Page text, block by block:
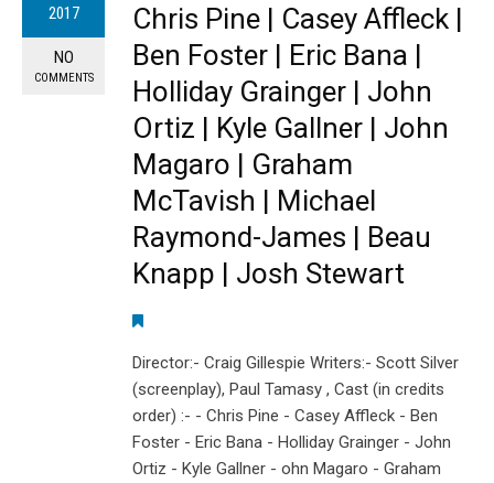
2017
NO
COMMENTS
Chris Pine | Casey Affleck |
Ben Foster | Eric Bana |
Holliday Grainger | John
Ortiz | Kyle Gallner | John
Magaro | Graham
McTavish | Michael
Raymond-James | Beau
Knapp | Josh Stewart
Director:- Craig Gillespie Writers:- Scott Silver
(screenplay), Paul Tamasy , Cast (in credits
order) :- - Chris Pine - Casey Affleck - Ben
Foster - Eric Bana - Holliday Grainger - John
Ortiz - Kyle Gallner - ohn Magaro - Graham